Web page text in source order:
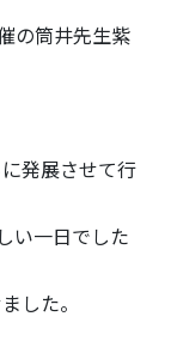
の筒井先生紫
発展させて行
い一日でした
した。